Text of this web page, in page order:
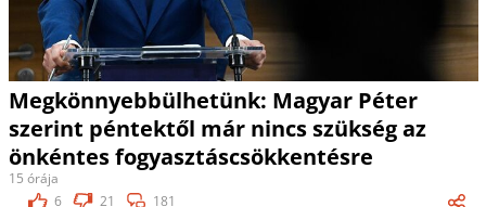
Megkönnyebbülhetünk: Magyar Péter
szerint péntektől már nincs szükség az
önkéntes fogyasztáscsökkentésre
15 órája
6
21 181